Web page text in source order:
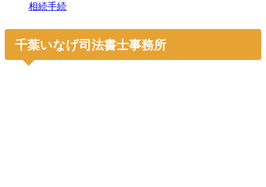
相続手続
千葉いなげ司法書士事務所